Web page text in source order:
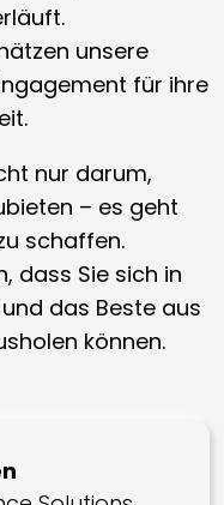
unsere
für ihre
nur darum,
– es geht
schaffen.
dass Sie sich in
das Beste aus
können.